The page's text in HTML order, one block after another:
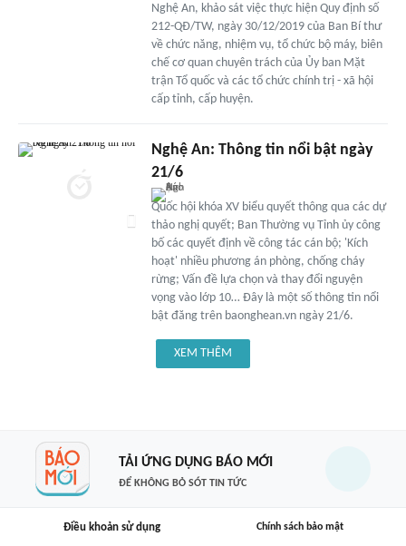
Nghệ An, khảo sát việc thực hiện Quy định số
212-QĐ/TW, ngày 30/12/2019 của Ban Bí thư
về chức năng, nhiệm vụ, tổ chức bộ máy, biên
chế cơ quan chuyên trách của Ủy ban Mặt
trận Tổ quốc và các tổ chức chính trị - xã hội
cấp tỉnh, cấp huyện.
Nghệ An: Thông tin nổi bật ngày
21/6
Quốc hội khóa XV biểu quyết thông qua các dự
thảo nghị quyết; Ban Thường vụ Tỉnh ủy công
bố các quyết định về công tác cán bộ; 'Kích
hoạt' nhiều phương án phòng, chống cháy
rừng; Vấn đề lựa chọn và thay đổi nguyện
vọng vào lớp 10… Đây là một số thông tin nổi
bật đăng trên baonghean.vn ngày 21/6.
XEM THÊM
TẢI ỨNG DỤNG BÁO MỚI
ĐỂ KHÔNG BỎ SÓT TIN TỨC
Điều khoản sử dụng Chính sách bảo mật